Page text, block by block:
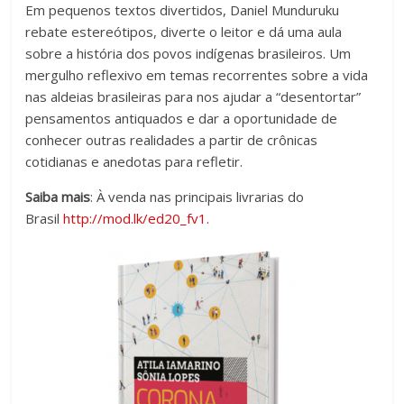
possibilidades
em
sala
de
aula,
reforçando
papel
transformador
da
escola
Em pequenos textos divertidos, Daniel Munduruku
rebate estereótipos, diverte o leitor e dá uma aula
sobre a história dos povos indígenas brasileiros. Um
mergulho reflexivo em temas recorrentes sobre a vida
nas aldeias brasileiras para nos ajudar a “desentortar”
pensamentos antiquados e dar a oportunidade de
conhecer outras realidades a partir de crônicas
cotidianas e anedotas para refletir.
Saiba mais: À venda nas principais livrarias do
Brasilhttp://mod.lk/ed20_fv1.